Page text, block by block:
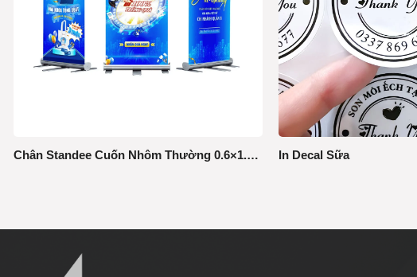
Chân Standee Cuốn Nhôm Thường 0.6×1.6m In Decal Sữa